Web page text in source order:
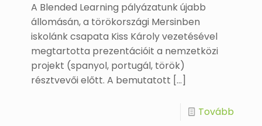
A Blended Learning pályázatunk újabb
állomásán, a törökországi Mersinben
iskolánk csapata Kiss Károly vezetésével
megtartotta prezentációit a nemzetközi
projekt (spanyol, portugál, török)
résztvevői előtt. A bemutatott […]
Tovább